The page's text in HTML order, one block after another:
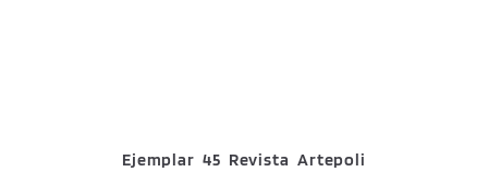
Ejemplar 45 Revista Artepoli